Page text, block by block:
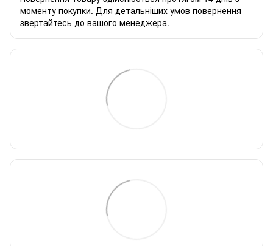
моменту покупки. Для детальніших умов повернення
звертайтесь до вашого менеджера.